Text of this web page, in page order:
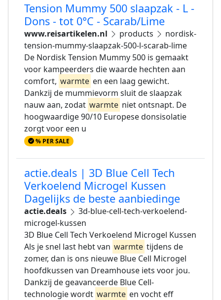
Tension Mummy 500 slaapzak - L -
Dons - tot 0°C - Scarab/Lime
www.reisartikelen.nl products
nordisk-
tension-mummy-slaapzak-500-l-scarab-lime
De Nordisk Tension Mummy 500 is gemaakt
voor kampeerders die waarde hechten aan
comfort, warmte en een laag gewicht.
Dankzij de mummievorm sluit de slaapzak
nauw aan, zodat warmte niet ontsnapt. De
hoogwaardige 90/10 Europese donsisolatie
zorgt voor een u
% PER SALE
actie.deals | 3D Blue Cell Tech
Verkoelend Microgel Kussen
Dagelijks de beste aanbiedinge
actie.deals
3d-blue-cell-tech-verkoelend-
microgel-kussen
3D Blue Cell Tech Verkoelend Microgel Kussen
Als je snel last hebt van warmte tijdens de
zomer, dan is ons nieuwe Blue Cell Microgel
hoofdkussen van Dreamhouse iets voor jou.
Dankzij de geavanceerde Blue Cell-
technologie wordt warmte en vocht eff